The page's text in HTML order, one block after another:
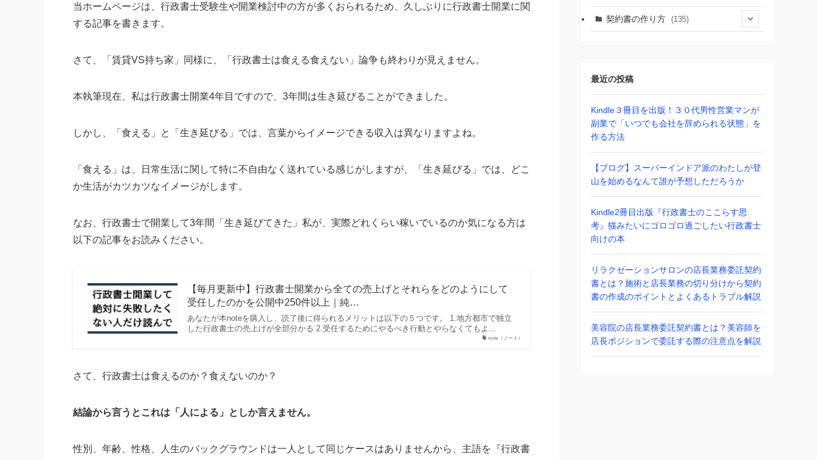
当ホームページは、行政書士受験生や開業検討中の方が多くおられるため、久しぶりに行政書士開業に関
する記事を書きます。
さて、「賃貸VS持ち家」同様に、「行政書士は食える食えない」論争も終わりが見えません。
本執筆現在、私は行政書士開業4年目ですので、3年間は生き延びることができました。
しかし、「食える」と「生き延びる」では、言葉からイメージできる収入は異なりますよね。
「食える」は、日常生活に関して特に不自由なく送れている感じがしますが、「生き延びる」では、どこ
か生活がカツカツなイメージがします。
なお、行政書士で開業して3年間「生き延びてきた」私が、実際どれくらい稼いでいるのか気になる方は
以下の記事をお読みください。
note（ノート）
【毎月更新中】行政書士開業から全ての売上げとそれらをどのようにして
受任したのかを公開中250件以上｜純…
あなたが本noteを購入し、読了後に得られるメリットは以下の５つです。 1.地方都市で独立
した行政書士の売上げが全部分かる 2.受任するためにやるべき行動とやらなくてもよ…
さて、行政書士は食えるのか？食えないのか？
結論から言うとこれは「人による」としか言えません。
性別、年齢、性格、人生のバックグラウンドは一人として同じケースはありませんから、主語を『行政書
契約書の作り方 (135)
最近の投稿
Kindle３冊目を出版！３０代男性営業マンが
副業で「いつでも会社を辞められる状態」を
作る方法
【ブログ】スーパーインドア派のわたしが登
山を始めるなんて誰が予想しただろうか
Kindle2冊目出版『行政書士のここらす思
考』猫みたいにゴロゴロ過ごしたい行政書士
向けの本
リラクゼーションサロンの店長業務委託契約
書とは？施術と店長業務の切り分けから契約
書の作成のポイントとよくあるトラブル解説
美容院の店長業務委託契約書とは？美容師を
店長ポジションで委託する際の注意点を解説